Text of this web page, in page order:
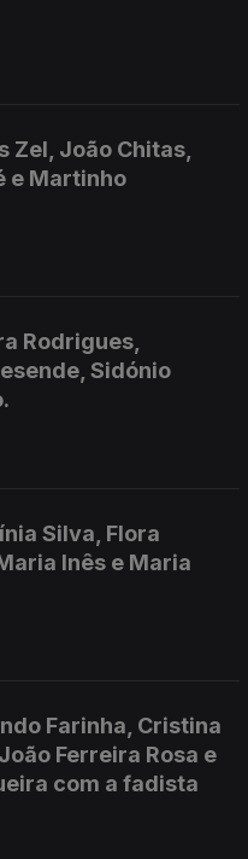
Zel, João Chitas,
e Martinho
Rodrigues,
Sidónio
Silva, Flora
Inês e Maria
Farinha, Cristina
Ferreira Rosa e
com a fadista